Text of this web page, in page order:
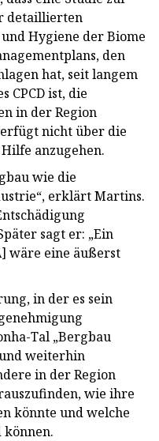
detaillierten
Hygiene der Biome
den
hat, seit langem
CPCD ist, die
in der Region
nicht über die
anzugehen.
wie die
erklärt Martins.
sagt er: „Ein
wäre eine äußerst
in der es sein
Tal „Bergbau
weiterhin
in der Region
wie ihre
könnte und welche
können.